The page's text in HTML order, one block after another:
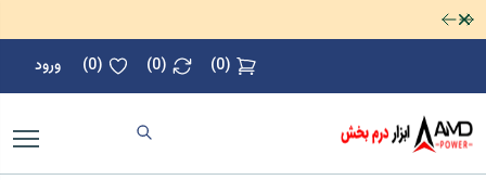
رد کردن
(
0
)
(
0
)
(
0
) ورود